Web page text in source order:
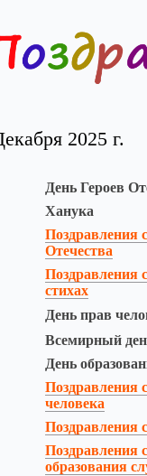
2025 г.
День Героев
Ханука
Поздравления
Отечества
Поздравления
стихах
День прав
Всемирный
День
Поздравления
человека
Поздравления
Поздравления
образования